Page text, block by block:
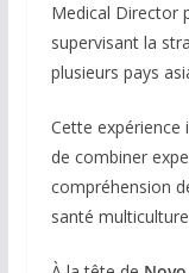
Medical Director
supervisant la
plusieurs pays
Cette expérience
de combiner
compréhension
santé